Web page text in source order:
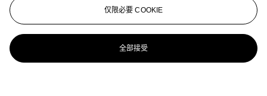
仅限必要 COOKIE
全部接受